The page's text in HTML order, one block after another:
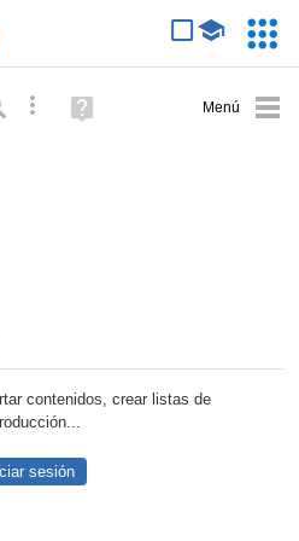
Búsqueda avanzada
Ayuda
(en
contenidos, crear listas de
sesión